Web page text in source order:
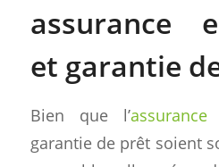
assurance
et garantie
Bien que l’
garantie de prêt soient